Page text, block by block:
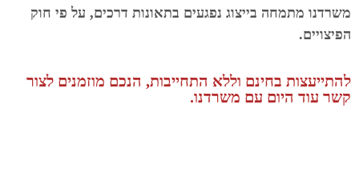
משרדנו מתמחה בייצוג נפגעים בתאונות דרכים, על פי חוק
הפיצויים.
להתייעצות בחינם וללא התחייבות, הנכם מוזמנים לצור
קשר עוד היום עם משרדנו.